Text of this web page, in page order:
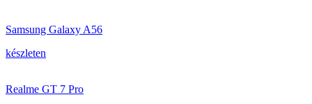
Samsung Galaxy A56
készleten
Realme GT 7 Pro